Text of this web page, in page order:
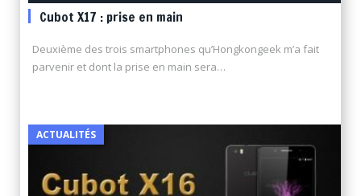
Cubot X17 : prise en main
Deuxième des trois smartphones qu’Hongkongeek m’a fait
parvenir et dont la prise en main sera…
ACTUALITÉS